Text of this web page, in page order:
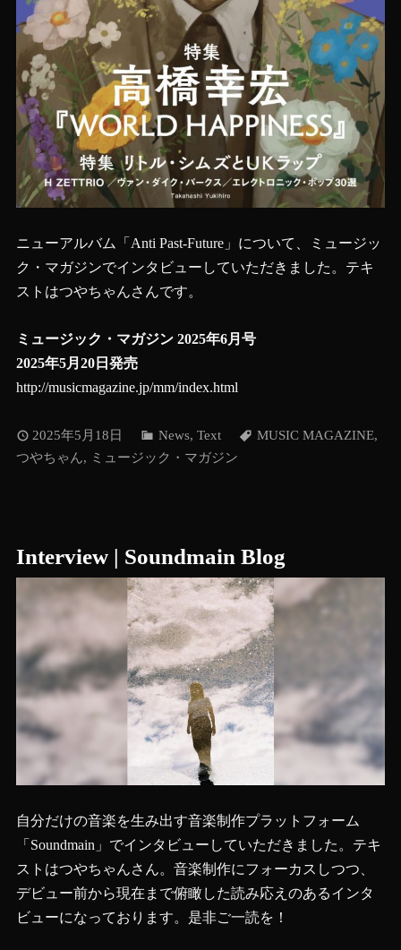
ニューアルバム「Anti Past-Future」について、ミュージッ
ク・マガジンでインタビューしていただきました。テキ
ストはつやちゃんさんです。
ミュージック・マガジン 2025年6月号
2025年5月20日発売
http://musicmagazine.jp/mm/index.html
2025年5月18日 News, Text MUSIC MAGAZINE,
つやちゃん, ミュージック・マガジン
Interview | Soundmain Blog
自分だけの音楽を生み出す音楽制作プラットフォーム
「Soundmain」でインタビューしていただきました。テキ
ストはつやちゃんさん。音楽制作にフォーカスしつつ、
デビュー前から現在まで俯瞰した読み応えのあるインタ
ビューになっております。是非ご一読を！